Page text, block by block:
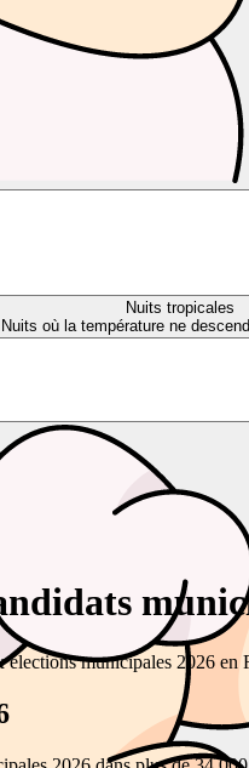
Nuits tropicales
Nuits où la température ne
municipales 2026